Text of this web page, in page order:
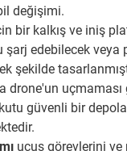
değişimi.
bir kalkış ve iniş
şarj edebilecek
şekilde
drone'un uçmaması
güvenli bir
uçuş görevlerini ve